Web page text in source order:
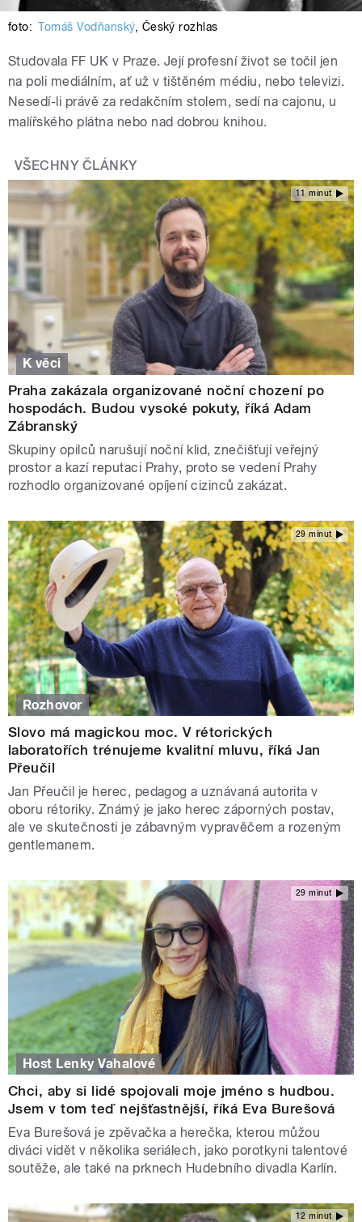
foto: Tomáš Vodňanský, Český rozhlas
Studovala FF UK v Praze. Její profesní život se točil jen
na poli mediálním, ať už v tištěném médiu, nebo televizi.
Nesedí-li právě za redakčním stolem, sedí na cajonu, u
malířského plátna nebo nad dobrou knihou.
VŠECHNY ČLÁNKY
11 minut
K věci
Praha zakázala organizované noční chození po
hospodách. Budou vysoké pokuty, říká Adam
Zábranský
Skupiny opilců narušují noční klid, znečišťují veřejný
prostor a kazí reputaci Prahy, proto se vedení Prahy
rozhodlo organizované opíjení cizinců zakázat.
29 minut
Rozhovor
Slovo má magickou moc. V rétorických
laboratořích trénujeme kvalitní mluvu, říká Jan
Přeučil
Jan Přeučil je herec, pedagog a uznávaná autorita v
oboru rétoriky. Známý je jako herec záporných postav,
ale ve skutečnosti je zábavným vypravěčem a rozeným
gentlemanem.
29 minut
Host Lenky Vahalové
Chci, aby si lidé spojovali moje jméno s hudbou.
Jsem v tom teď nejšťastnější, říká Eva Burešová
Eva Burešová je zpěvačka a herečka, kterou můžou
diváci vidět v několika seriálech, jako porotkyni talentové
soutěže, ale také na prknech Hudebního divadla Karlín.
12 minut